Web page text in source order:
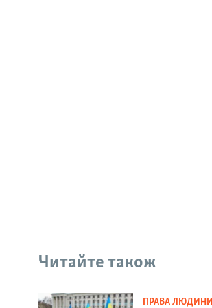
Читайте також
ПРАВА ЛЮДИНИ